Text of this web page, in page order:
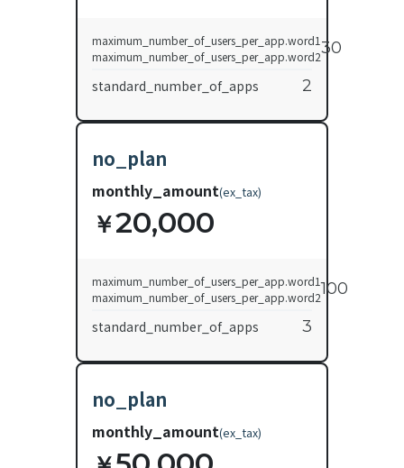
maximum_number_of_users_per_app.word1
maximum_number_of_users_per_app.word230
standard_number_of_apps 2
no_plan
monthly_amount(ex_tax)
￥20,000
maximum_number_of_users_per_app.word1
maximum_number_of_users_per_app.word2100
standard_number_of_apps 3
no_plan
monthly_amount(ex_tax)